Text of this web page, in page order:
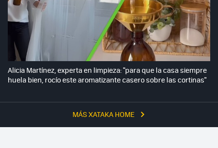
MÁS XATAKA HOME
Alicia Martínez, experta en limpieza: "para que la casa siempre
huela bien, rocío este aromatizante casero sobre las cortinas"